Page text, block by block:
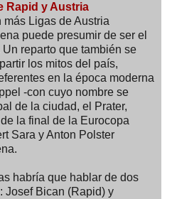
Rapid y Austria
Ligas de Austria
puede presumir de ser el
reparto que también se
los mitos del país,
en la época moderna
-con cuyo nombre se
de la ciudad, el Prater,
la final de la Eurocopa
Sara y Anton Polster
habría que hablar de dos
Josef Bican (Rapid) y